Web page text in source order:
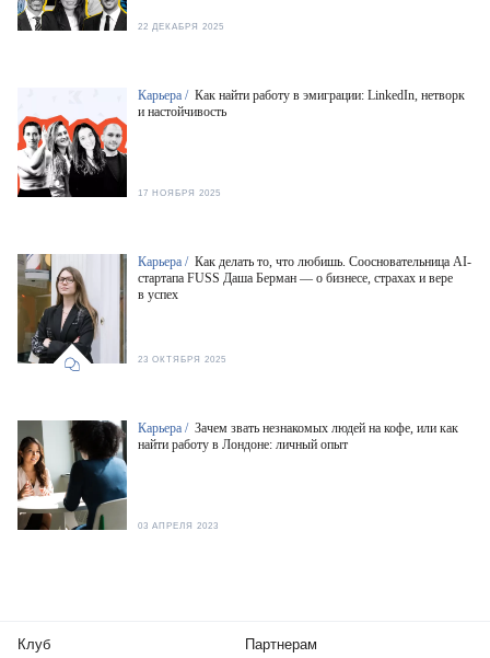
22 ДЕКАБРЯ 2025
Карьера / Как найти работу в эмиграции: LinkedIn, нетворк
и настойчивость
17 НОЯБРЯ 2025
Карьера / Как делать то, что любишь. Соосновательница AI-
стартапа FUSS Даша Берман — о бизнесе, страхах и вере
в успех
23 ОКТЯБРЯ 2025
Карьера / Зачем звать незнакомых людей на кофе, или как
найти работу в Лондоне: личный опыт
03 АПРЕЛЯ 2023
Клуб Партнерам